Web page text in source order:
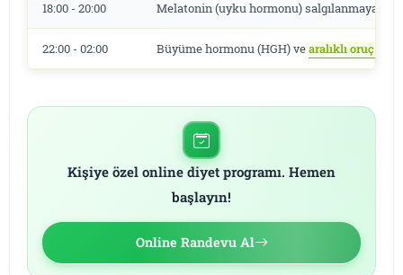
18:00 - 20:00 Melatonin (uyku hormonu) salgılanmaya
22:00 - 02:00 Büyüme hormonu (HGH) vearalıklı oruç
Kişiye özel online diyet programı. Hemen
başlayın!
Online Randevu Al